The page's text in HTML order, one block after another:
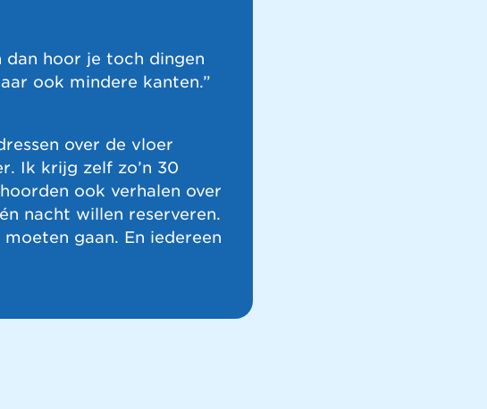
dan hoor je toch dingen
ook mindere kanten.”
over de vloer
Ik krijg zelf zo’n 30
ook verhalen over
nacht willen reserveren.
gaan. En iedereen